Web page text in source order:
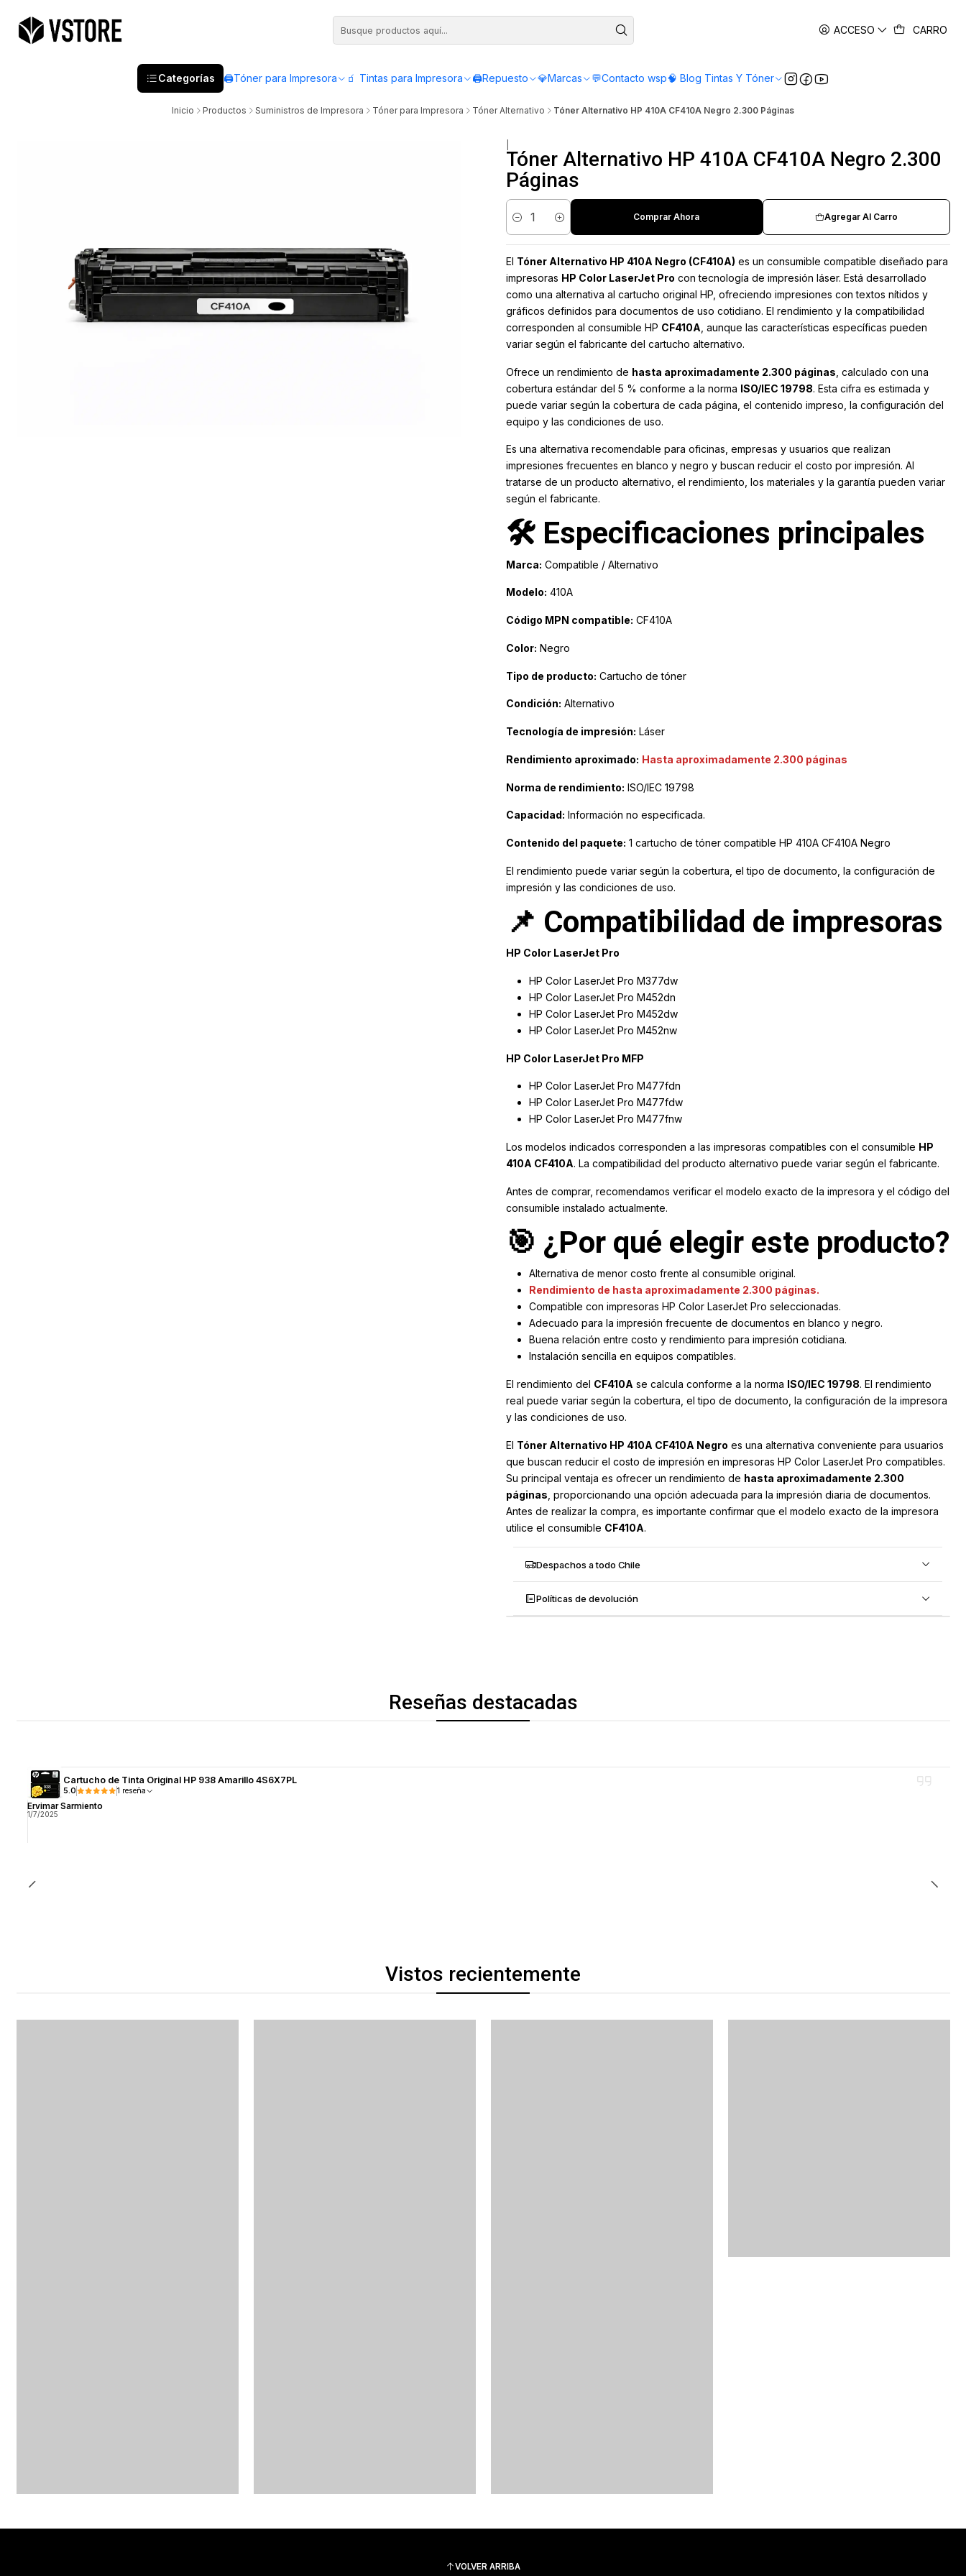
ACCESO CARRO
Categorías 🖨️Tóner para Impresora 🧃 Tintas para Impresora 🖨️Repuesto 💎Marcas 💬Contacto wsp🧠 Blog Tintas Y Tóner
Compra antes de las 12:00 y recibe el mismo día - Servicio de Lunes a Viernes
Inicio Productos Suministros de Impresora Tóner para Impresora Tóner Alternativo Tóner Alternativo HP 410A CF410A Negro 2.300 Páginas
Tóner Alternativo HP 410A CF410A Negro 2.300
Páginas
Cantidad
Agregar Al Carro
Comprar Ahora
El Tóner Alternativo HP 410A Negro (CF410A) es un consumible compatible diseñado para
impresoras HP Color LaserJet Pro con tecnología de impresión láser. Está desarrollado
como una alternativa al cartucho original HP, ofreciendo impresiones con textos nítidos y
gráficos definidos para documentos de uso cotidiano. El rendimiento y la compatibilidad
corresponden al consumible HP CF410A , aunque las características específicas pueden
variar según el fabricante del cartucho alternativo.
Ofrece un rendimiento de hasta aproximadamente 2.300 páginas , calculado con una
cobertura estándar del 5 % conforme a la norma ISO/IEC 19798. Esta cifra es estimada y
puede variar según la cobertura de cada página, el contenido impreso, la configuración del
equipo y las condiciones de uso.
Es una alternativa recomendable para oficinas, empresas y usuarios que realizan
impresiones frecuentes en blanco y negro y buscan reducir el costo por impresión. Al
tratarse de un producto alternativo, el rendimiento, los materiales y la garantía pueden variar
según el fabricante.
🛠️ Especificaciones principales
Marca: Compatible / Alternativo
Modelo: 410A
Código MPN compatible: CF410A
Color: Negro
Tipo de producto: Cartucho de tóner
Condición: Alternativo
Tecnología de impresión: Láser
Rendimiento aproximado: Hasta aproximadamente 2.300 páginas
Norma de rendimiento: ISO/IEC 19798
Capacidad: Información no especificada.
Contenido del paquete: 1 cartucho de tóner compatible HP 410A CF410A Negro
El rendimiento puede variar según la cobertura, el tipo de documento, la configuración de
impresión y las condiciones de uso.
📌 Compatibilidad de impresoras
HP Color LaserJet Pro
HP Color LaserJet Pro M377dw
HP Color LaserJet Pro M452dn
HP Color LaserJet Pro M452dw
HP Color LaserJet Pro M452nw
HP Color LaserJet Pro MFP
HP Color LaserJet Pro M477fdn
HP Color LaserJet Pro M477fdw
HP Color LaserJet Pro M477fnw
Los modelos indicados corresponden a las impresoras compatibles con el consumible HP
410A CF410A. La compatibilidad del producto alternativo puede variar según el fabricante.
Antes de comprar, recomendamos verificar el modelo exacto de la impresora y el código del
consumible instalado actualmente.
🎯 ¿Por qué elegir este producto?
Alternativa de menor costo frente al consumible original.
Rendimiento de hasta aproximadamente 2.300 páginas.
Compatible con impresoras HP Color LaserJet Pro seleccionadas.
Adecuado para la impresión frecuente de documentos en blanco y negro.
Buena relación entre costo y rendimiento para impresión cotidiana.
Instalación sencilla en equipos compatibles.
El rendimiento del CF410A se calcula conforme a la norma ISO/IEC 19798. El rendimiento
real puede variar según la cobertura, el tipo de documento, la configuración de la impresora
y las condiciones de uso.
El Tóner Alternativo HP 410A CF410A Negro es una alternativa conveniente para usuarios
que buscan reducir el costo de impresión en impresoras HP Color LaserJet Pro compatibles.
Su principal ventaja es ofrecer un rendimiento de hasta aproximadamente 2.300
páginas , proporcionando una opción adecuada para la impresión diaria de documentos.
Antes de realizar la compra, es importante confirmar que el modelo exacto de la impresora
utilice el consumible CF410A.
Despachos a todo Chile
Políticas de devolución
Reseñas destacadas
Cartucho de Tinta Original HP 938 Amarillo 4S6X7PL
5.0 1 reseña
Ervimar Sarmiento
1/7/2025
Vistos recientemente
VOLVER ARRIBA